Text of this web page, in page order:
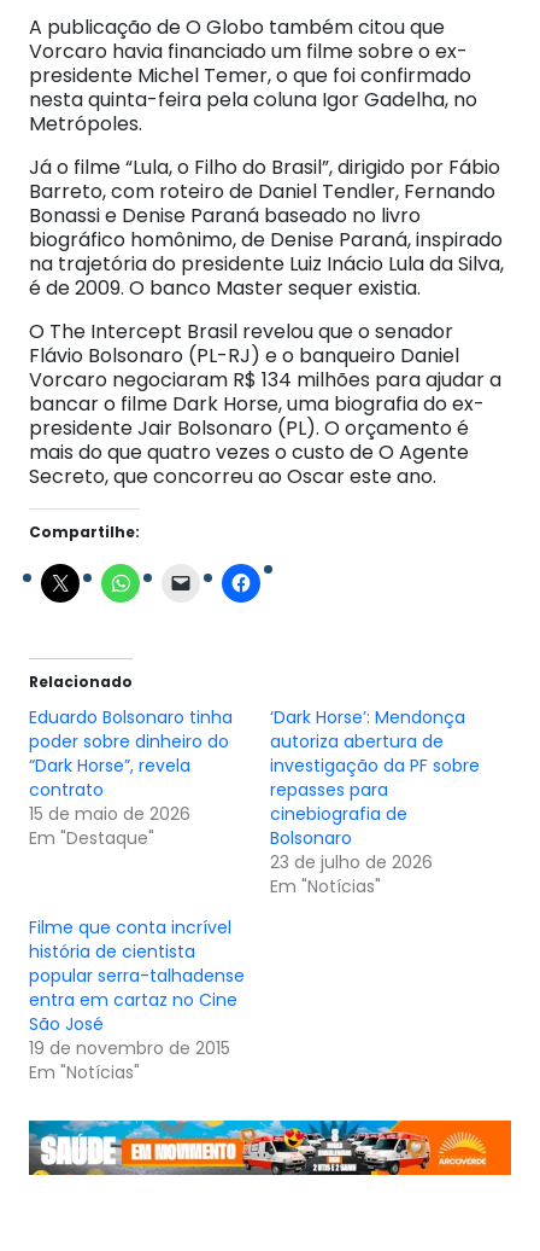
A publicação de O Globo também citou que
Vorcaro havia financiado um filme sobre o ex-
presidente Michel Temer, o que foi confirmado
nesta quinta-feira pela coluna Igor Gadelha, no
Metrópoles.
Já o filme “Lula, o Filho do Brasil”, dirigido por Fábio
Barreto, com roteiro de Daniel Tendler, Fernando
Bonassi e Denise Paraná baseado no livro
biográfico homônimo, de Denise Paraná, inspirado
na trajetória do presidente Luiz Inácio Lula da Silva,
é de 2009. O banco Master sequer existia.
O The Intercept Brasil revelou que o senador
Flávio Bolsonaro (PL-RJ) e o banqueiro Daniel
Vorcaro negociaram R$ 134 milhões para ajudar a
bancar o filme Dark Horse, uma biografia do ex-
presidente Jair Bolsonaro (PL). O orçamento é
mais do que quatro vezes o custo de O Agente
Secreto, que concorreu ao Oscar este ano.
Compartilhe:
Relacionado
Eduardo Bolsonaro tinha
poder sobre dinheiro do
“Dark Horse”, revela
contrato
15 de maio de 2026
Em "Destaque"
‘Dark Horse’: Mendonça
autoriza abertura de
investigação da PF sobre
repasses para
cinebiografia de
Bolsonaro
23 de julho de 2026
Em "Notícias"
Filme que conta incrível
história de cientista
popular serra-talhadense
entra em cartaz no Cine
São José
19 de novembro de 2015
Em "Notícias"